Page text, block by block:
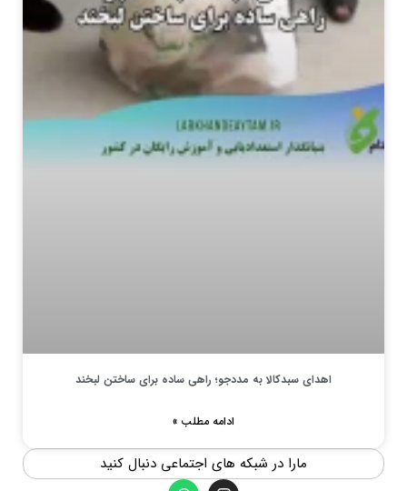
اهدای سبدکالا به مددجو؛ راهی ساده برای ساختن لبخند
ادامه مطلب »
مارا در شبکه های اجتماعی دنبال کنید